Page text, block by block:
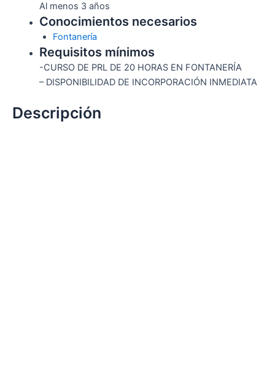
Al menos 3 años
Conocimientos necesarios
Fontanería
Requisitos mínimos
-CURSO DE PRL DE 20 HORAS EN FONTANERÍA
– DISPONIBILIDAD DE INCORPORACIÓN INMEDIATA
Descripción